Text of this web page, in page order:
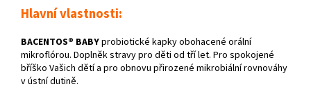
Hlavní vlastnosti:
BACENTOS® BABYprobiotické kapky obohacené orální
mikroflórou. Doplněk stravy pro děti od tří let. Pro spokojené
bříško Vašich dětí a pro obnovu přirozené mikrobiální rovnováhy
v ústní dutině.